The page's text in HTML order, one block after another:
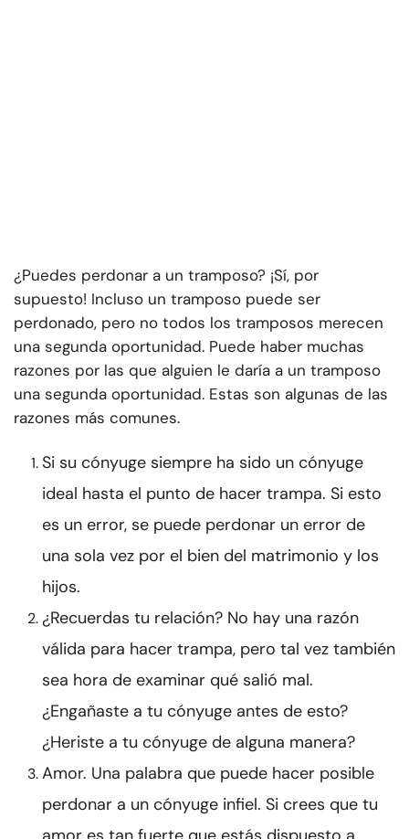
¿Puedes perdonar a un tramposo? ¡Sí, por
supuesto! Incluso un tramposo puede ser
perdonado, pero no todos los tramposos merecen
una segunda oportunidad. Puede haber muchas
razones por las que alguien le daría a un tramposo
una segunda oportunidad. Estas son algunas de las
razones más comunes.
Si su cónyuge siempre ha sido un cónyuge
ideal hasta el punto de hacer trampa. Si esto
es un error, se puede perdonar un error de
una sola vez por el bien del matrimonio y los
hijos.
¿Recuerdas tu relación? No hay una razón
válida para hacer trampa, pero tal vez también
sea hora de examinar qué salió mal.
¿Engañaste a tu cónyuge antes de esto?
¿Heriste a tu cónyuge de alguna manera?
Amor. Una palabra que puede hacer posible
perdonar a un cónyuge infiel. Si crees que tu